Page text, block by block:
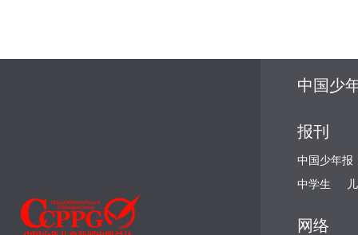
中国少
报刊
中国少年报
中学生
网络